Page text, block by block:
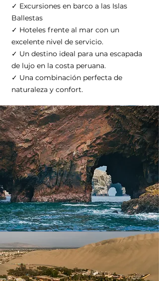
✓ Excursiones en barco a las Islas
Ballestas
✓ Hoteles frente al mar con un
excelente nivel de servicio.
✓ Un destino ideal para una escapada
de lujo en la costa peruana.
✓ Una combinación perfecta de
naturaleza y confort.